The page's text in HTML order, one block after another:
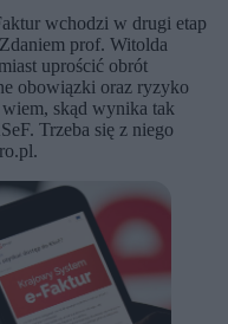
wchodzi w drugi etap
prof. Witolda
uprościć obrót
obowiązki oraz ryzyko
skąd wynika tak
Trzeba się z niego